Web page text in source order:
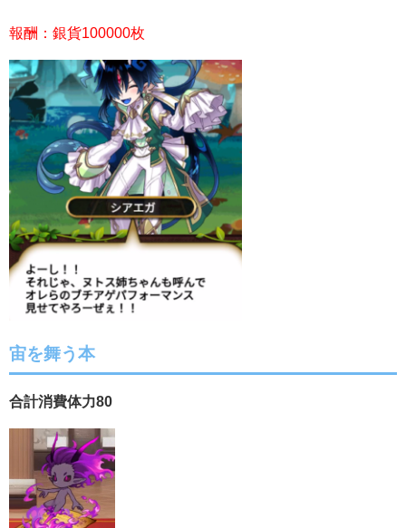
報酬：銀貨100000枚
宙を舞う本
合計消費体力80